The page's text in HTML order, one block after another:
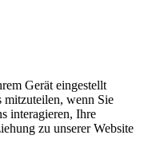
Gerät eingestellt
mitzuteilen, wenn Sie
interagieren, Ihre
zu unserer Website